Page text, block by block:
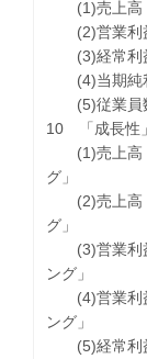
(1)売上高「
(2)営業利益
(3)経常利益
(4)当期純利
(5)従業員数
10 「成長性
(1)売上高「
グ」
(2)売上高「
グ」
(3)営業利益
ング」
(4)営業利益
ング」
(5)経常利益